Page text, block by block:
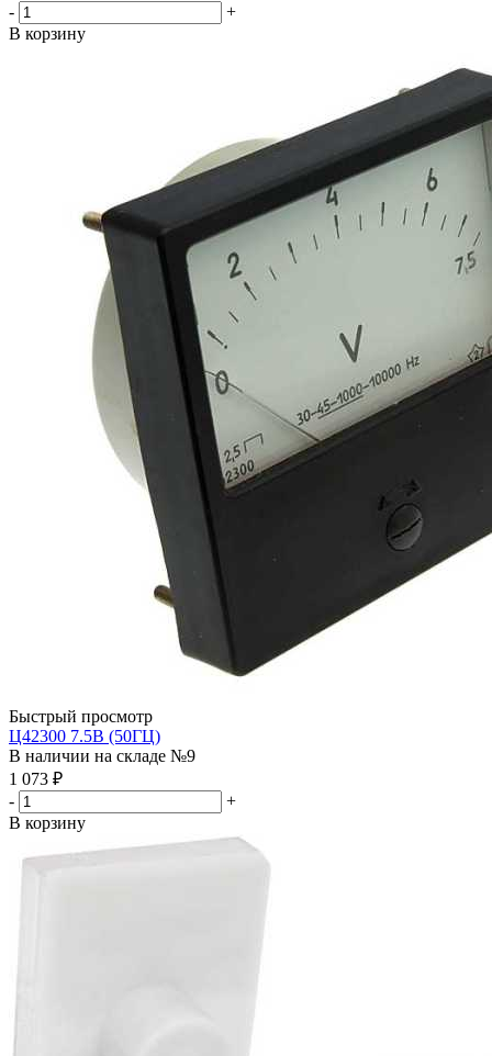
-
+
В корзину
Быстрый просмотр
Ц42300 7.5В (50ГЦ)
В наличии на складе №9
1 073 ₽
-
+
В корзину